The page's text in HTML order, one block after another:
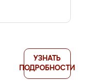
УЗНАТЬ
ПОДРОБНОСТИ